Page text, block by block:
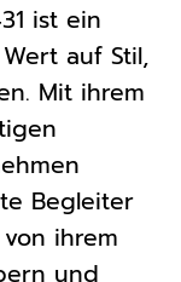
ist ein
auf Stil,
Mit ihrem
Begleiter
ihrem
und